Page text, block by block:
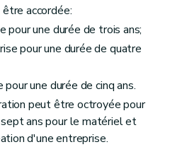
accordée:
pour une durée de trois ans;
pour une durée de quatre
une durée de cinq ans.
peut être octroyée pour
ans pour le matériel et
d'une entreprise.